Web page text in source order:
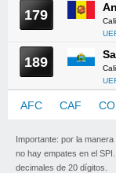
179
189
AFC CAF
Importante: por la
no hay empates en el
decimales de 20 dígitos.